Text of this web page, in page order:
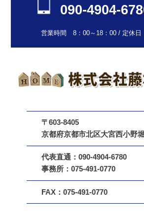
090-4904-
営業時間 8：00～18：00 / 定休
〒603-8405
京都府京都市北区大宮西小野
代表直通：090-4904-6780
事務所：075-491-0770
FAX：075-491-0770